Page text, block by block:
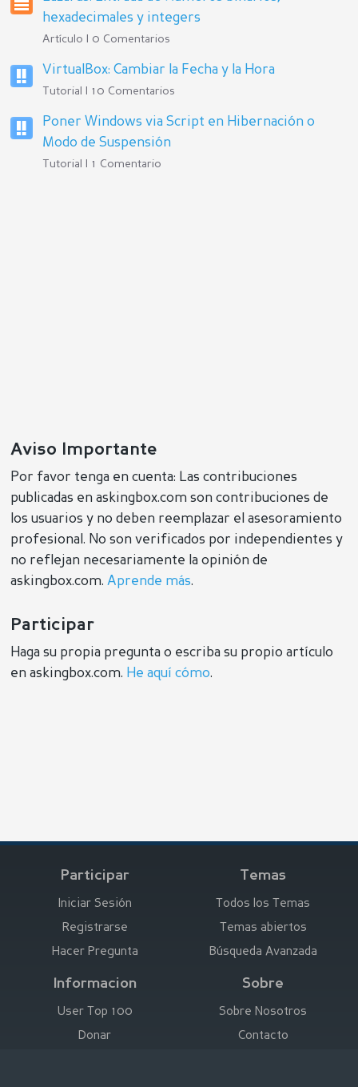
hexadecimales y integers
Artículo | 0 Comentarios
VirtualBox: Cambiar la Fecha y la Hora
Tutorial | 10 Comentarios
Poner Windows via Script en Hibernación o
Modo de Suspensión
Tutorial | 1 Comentario
Aviso Importante
Por favor tenga en cuenta: Las contribuciones
publicadas en askingbox.com son contribuciones de
los usuarios y no deben reemplazar el asesoramiento
profesional. No son verificados por independientes y
no reflejan necesariamente la opinión de
askingbox.com.Aprende más.
Participar
Haga su propia pregunta o escriba su propio artículo
en askingbox.com. He aquí cómo.
Participar
Iniciar Sesión
Registrarse
Hacer Pregunta
Temas
Todos los Temas
Temas abiertos
Búsqueda Avanzada
Informacion
User Top 100
Donar
Sobre
Sobre Nosotros
Contacto